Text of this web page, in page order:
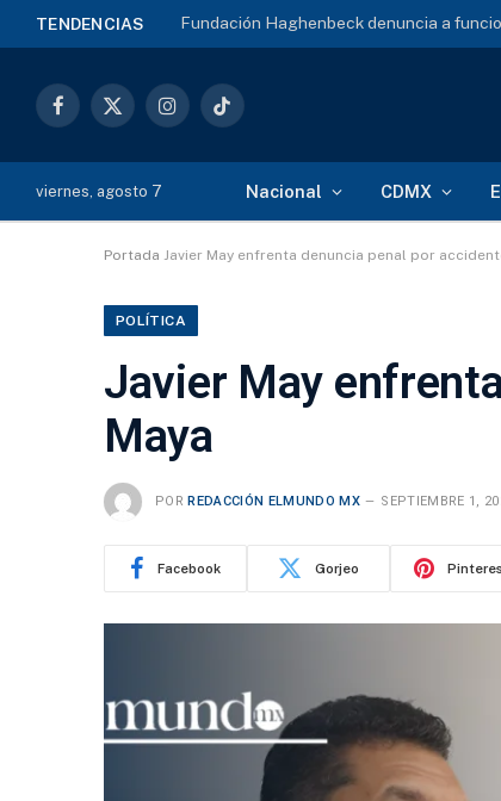
TENDENCIAS Fundación Haghenbeck denuncia a
Facebook
X
InstagramTikTok
viernes, agosto 7 Nacional CDMX
Portada Javier May enfrenta denuncia penal por
POLÍTICA
Javier May
Maya
POR REDACCIÓN ELMUNDO MX SEPTIEMBRE 1,
Facebook Gorjeo